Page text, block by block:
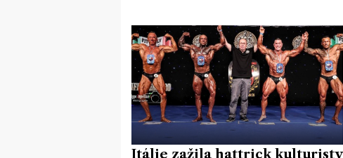
Itálie zažila hattrick kulturisty